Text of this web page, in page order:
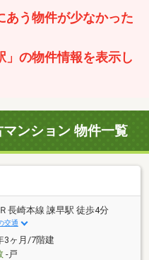
あう物件が少なかった
」の物件情報を表示し
ンション 物件一覧
長崎本線 諫早駅 徒歩4分
交通
3ヶ月/7階建
-戸